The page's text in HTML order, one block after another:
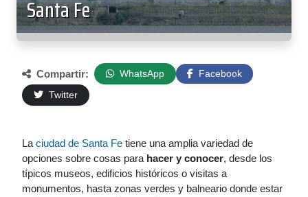
Santa Fe
Compartir: WhatsApp
Facebook
Twitter
La ciudad de Santa Fe tiene una amplia variedad de
opciones sobre cosas para hacer y conocer, desde los
típicos museos, edificios históricos o visitas a
monumentos, hasta zonas verdes y balneario donde estar